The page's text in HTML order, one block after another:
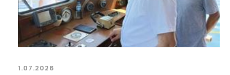
1.07.2026